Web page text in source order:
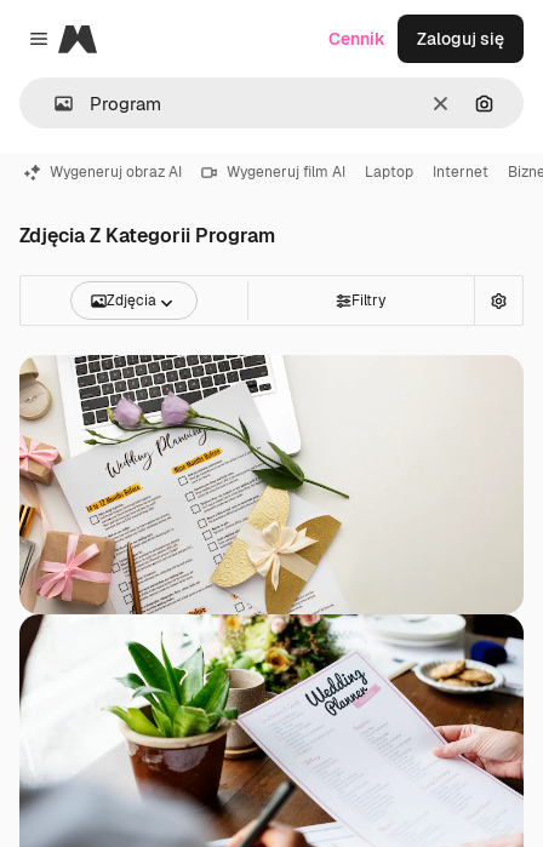
Close menu
Magnific
WyczyśćSzukaj
Cennik Zaloguj się
Wygeneruj obraz AI Wygeneruj film AI Laptop Internet
Zdjęcia Z Kategorii Program
Zdjęcia Filtry